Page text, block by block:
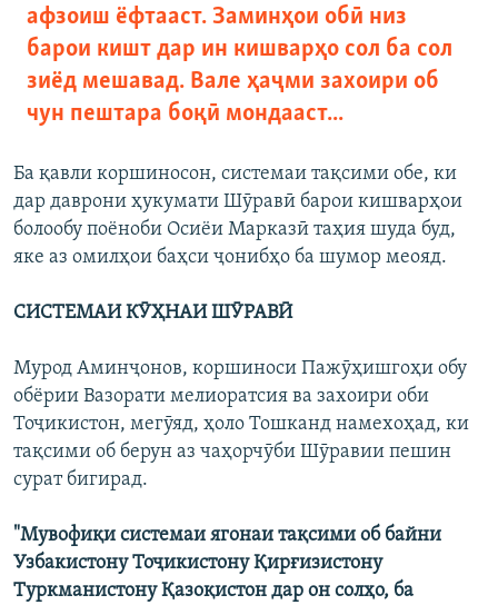
афзоиш ёфтааст. Заминҳои обӣ низ
барои кишт дар ин кишварҳо сол ба сол
зиёд мешавад. Вале ҳаҷми захоири об
чун пештара боқӣ мондааст...
Ба қавли коршиносон, системаи тақсими обе, ки
дар даврони ҳукумати Шӯравӣ барои кишварҳои
болообу поёноби Осиёи Марказӣ таҳия шуда буд,
яке аз омилҳои баҳси ҷонибҳо ба шумор меояд.
СИСТЕМАИ КӮҲНАИ ШӮРАВӢ
Мурод Аминҷонов, коршиноси Пажӯҳишгоҳи обу
обёрии Вазорати мелиоратсия ва захоири оби
Тоҷикистон, мегӯяд, ҳоло Тошканд намехоҳад, ки
тақсими об берун аз чаҳорчӯби Шӯравии пешин
сурат бигирад.
"Мувофиқи системаи ягонаи тақсими об байни
Узбакистону Тоҷикистону Қирғизистону
Туркманистону Қазоқистон дар он солҳо, ба